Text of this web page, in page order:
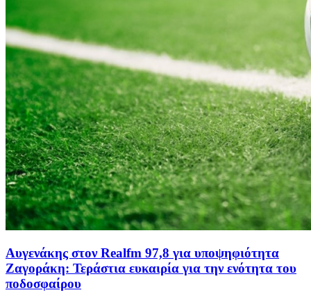
Αυγενάκης στον Realfm 97,8 για υποψηφιότητα
Ζαγοράκη: Τεράστια ευκαιρία για την ενότητα του
ποδοσφαίρου